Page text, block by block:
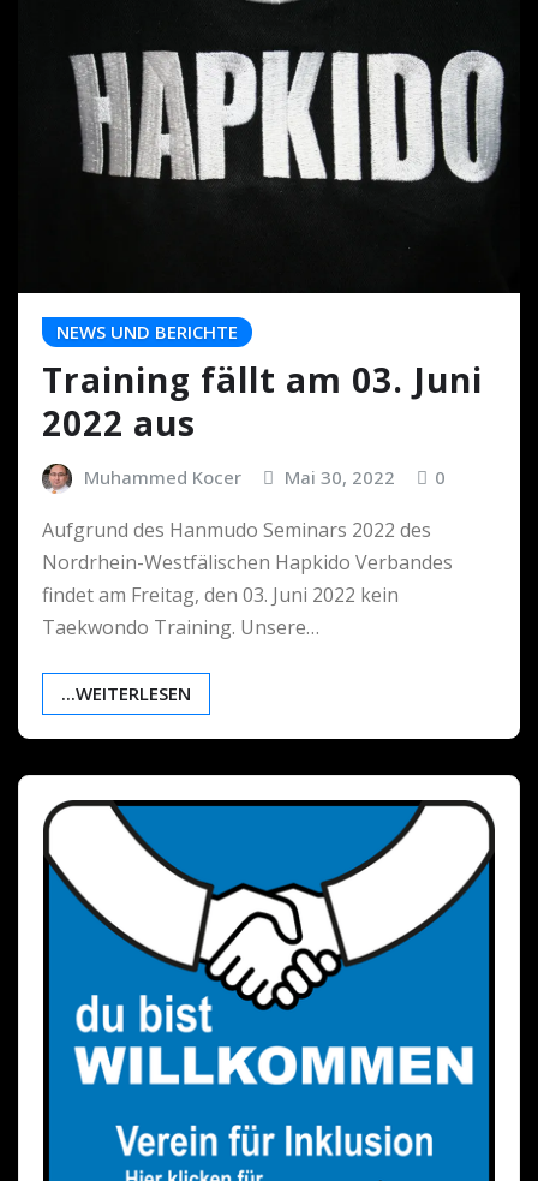
NEWS UND BERICHTE
Training fällt am 03. Juni
2022 aus
Muhammed Kocer Mai 30, 2022 0
Aufgrund des Hanmudo Seminars 2022 des
Nordrhein-Westfälischen Hapkido Verbandes
findet am Freitag, den 03. Juni 2022 kein
Taekwondo Training. Unsere…
...WEITERLESEN